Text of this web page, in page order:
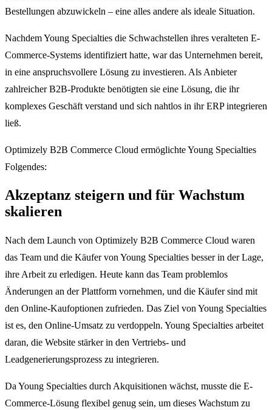
Bestellungen abzuwickeln – eine alles andere als ideale Situation.
Nachdem Young Specialties die Schwachstellen ihres veralteten E-
Commerce-Systems identifiziert hatte, war das Unternehmen bereit,
in eine anspruchsvollere Lösung zu investieren. Als Anbieter
zahlreicher B2B-Produkte benötigten sie eine Lösung, die ihr
komplexes Geschäft verstand und sich nahtlos in ihr ERP integrieren
ließ.
Optimizely B2B Commerce Cloud ermöglichte Young Specialties
Folgendes:
Akzeptanz steigern und für Wachstum
skalieren
Nach dem Launch von Optimizely B2B Commerce Cloud waren
das Team und die Käufer von Young Specialties besser in der Lage,
ihre Arbeit zu erledigen. Heute kann das Team problemlos
Änderungen an der Plattform vornehmen, und die Käufer sind mit
den Online-Kaufoptionen zufrieden. Das Ziel von Young Specialties
ist es, den Online-Umsatz zu verdoppeln. Young Specialties arbeitet
daran, die Website stärker in den Vertriebs- und
Leadgenerierungsprozess zu integrieren.
Da Young Specialties durch Akquisitionen wächst, musste die E-
Commerce-Lösung flexibel genug sein, um dieses Wachstum zu